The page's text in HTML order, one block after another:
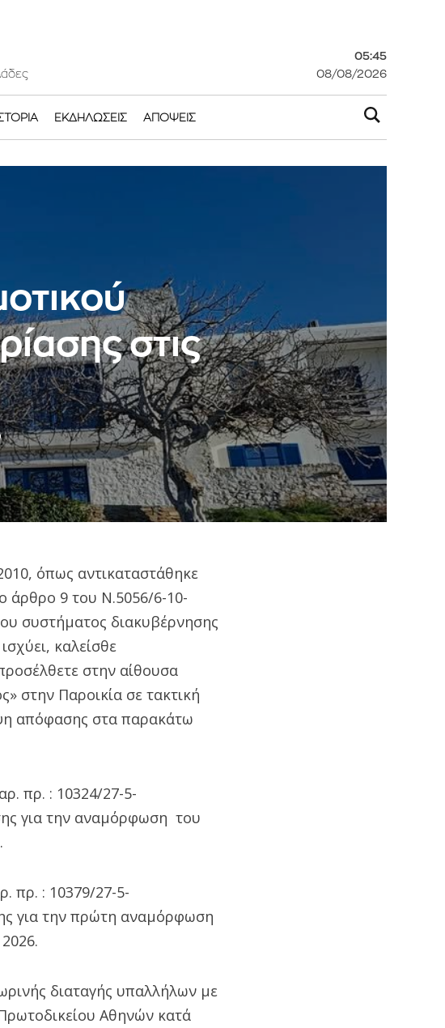
05:45
08/08/2026
ΕΚΔΗΛΏΣΕΙΣ ΑΠΌΨΕΙΣ
στις
όπως αντικαταστάθηκε
άρθρο 9 του Ν.5056/6-10-
συστήματος διακυβέρνησης
καλείσθε
στην αίθουσα
στην Παροικία σε τακτική
απόφασης στα παρακάτω
πρ. : 10324/27-5-
για την αναμόρφωση του
πρ. : 10379/27-5-
για την πρώτη αναμόρφωση
διαταγής υπαλλήλων με
Αθηνών κατά